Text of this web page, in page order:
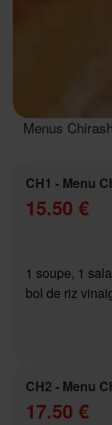
Menus
CH1 - Menu
15.50 €
1 soupe, 1
bol de riz
CH2 - Menu
17.50 €